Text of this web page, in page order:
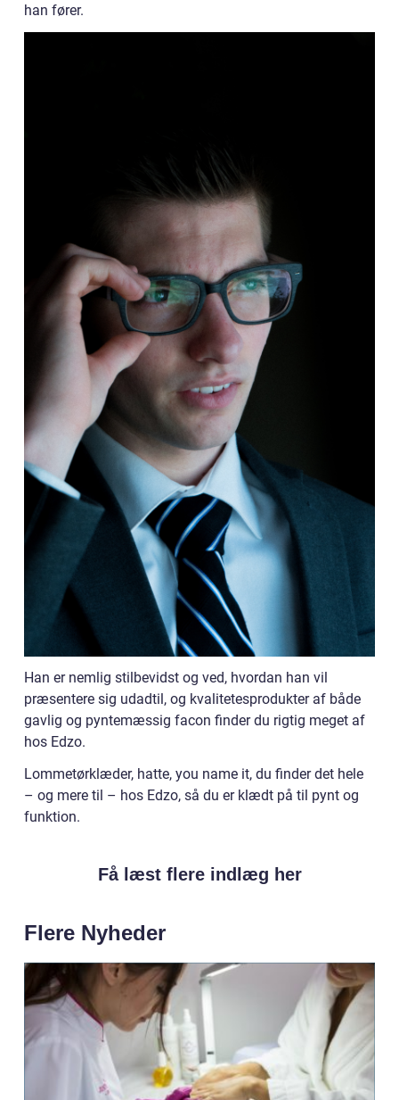
han fører.
Han er nemlig stilbevidst og ved, hvordan han vil
præsentere sig udadtil, og kvalitetesprodukter af både
gavlig og pyntemæssig facon finder du rigtig meget af
hos Edzo.
Lommetørklæder, hatte, you name it, du finder det hele
– og mere til – hos Edzo, så du er klædt på til pynt og
funktion.
Få læst flere indlæg her
Flere Nyheder